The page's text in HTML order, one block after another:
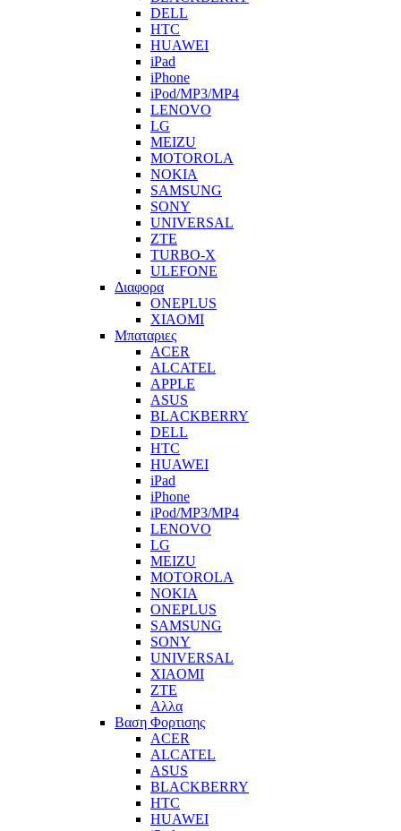
DELL
HTC
HUAWEI
iPad
iPhone
iPod/MP3/MP4
LENOVO
LG
MEIZU
MOTOROLA
NOKIA
SAMSUNG
SONY
UNIVERSAL
ZTE
TURBO-X
ULEFONE
Διαφορα
ONEPLUS
XIAOMI
Μπαταριες
ACER
ALCATEL
APPLE
ASUS
BLACKBERRY
DELL
HTC
HUAWEI
iPad
iPhone
iPod/MP3/MP4
LENOVO
LG
MEIZU
MOTOROLA
NOKIA
ONEPLUS
SAMSUNG
SONY
UNIVERSAL
XIAOMI
ZTE
Αλλα
Βαση Φορτισης
ACER
ALCATEL
ASUS
BLACKBERRY
HTC
HUAWEI